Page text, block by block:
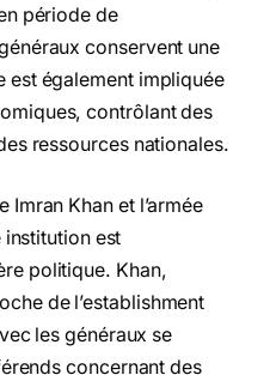
période de
conservent une
est également impliquée
contrôlant des
ressources nationales.
Imran Khan et l’armée
est
politique. Khan,
de l’establishment
les généraux se
concernant des